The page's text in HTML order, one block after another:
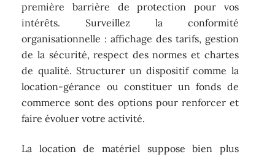
première barrière de protection pour vos
intérêts. Surveillez la conformité
organisationnelle : affichage des tarifs, gestion
de la sécurité, respect des normes et chartes
de qualité. Structurer un dispositif comme la
location-gérance ou constituer un fonds de
commerce sont des options pour renforcer et
faire évoluer votre activité.
La location de matériel suppose bien plus